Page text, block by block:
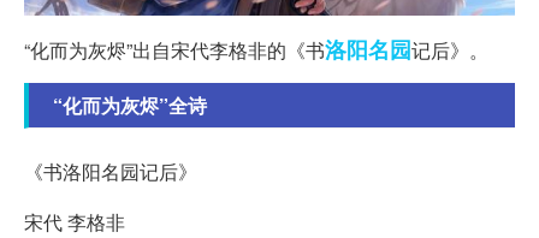
“化而为灰烬”出自宋代李格非的《书洛阳名园记后》。
“化而为灰烬”全诗
《书洛阳名园记后》
宋代 李格非